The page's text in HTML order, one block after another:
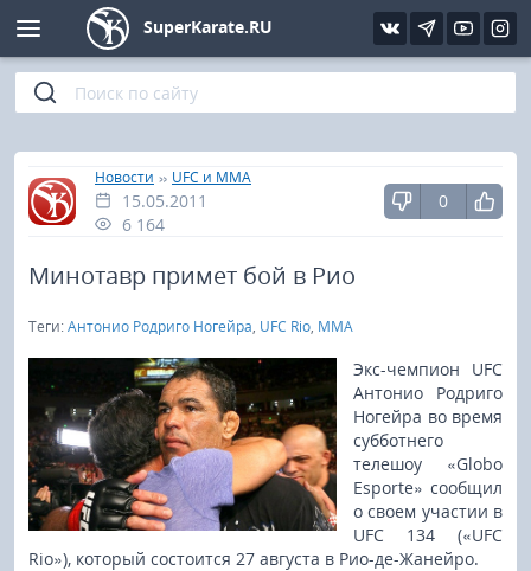
SuperKarate.RU
Главная
»
Новости » UFC и MMA
15.05.2011
6 164
0
Минотавр примет бой в Рио
Теги:Антонио Родриго Ногейра, UFC Rio, MMA
Экс-чемпион UFC
Антонио Родриго
Ногейра во время
субботнего
телешоу «Globo
Esporte» сообщил
о своем участии в
UFC 134 («UFC
Rio»), который состоится 27 августа в Рио-де-Жанейро.
Киокушинкай
Кёкусин (IFK)
Шинкиокушинкай
Кекусин-кан
Кикбоксинг и K-1
Бокс
UFC и MMA
Муай тай
Фото
Видео
Интервью
Статьи
Уроки каратэ
Файлы
Библиотека